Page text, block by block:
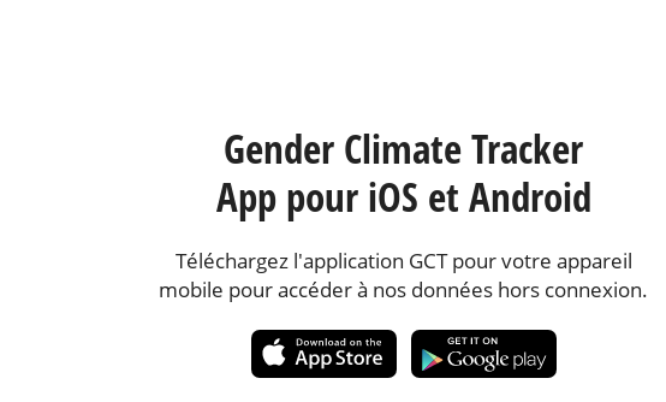
Gender Climate Tracker
App pour iOS et Android
Téléchargez l'application GCT pour votre appareil
mobile pour accéder à nos données hors connexion.